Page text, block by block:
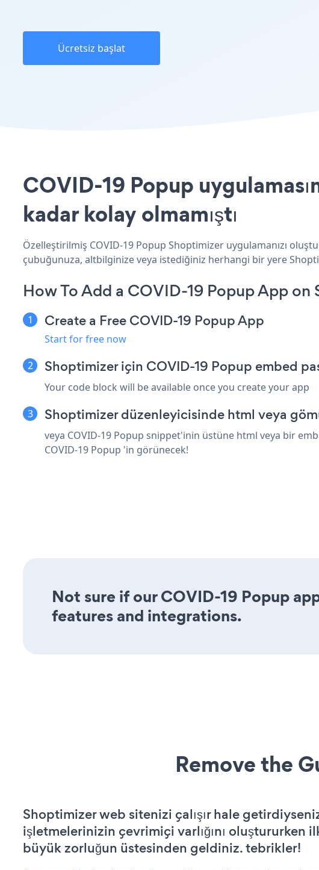
Ücretsiz başlat
COVID-19 Popup
kadar kolay olmamıştı
Özelleştirilmiş COVID-19 Popup Shoptimizer uygulamanızı
çubuğunuza, altbilginize veya istediğiniz herhangi bir yere
How To Add a COVID-19 Popup App on
Create a Free COVID-19 Popup App
Start for free now
Shoptimizer için COVID-19 Popup embed
Your code block will be available once you create your app
Shoptimizer düzenleyicisinde html veya
veya COVID-19 Popup snippet'inin üstüne html veya bir
COVID-19 Popup 'in görünecek!
Not sure if our COVID-19 Popup
features and integrations.
Remove the
Shoptimizer web sitenizi çalışır hale
işletmelerinizin çevrimiçi varlığını oluştururken
büyük zorluğun üstesinden geldiniz. tebrikler!